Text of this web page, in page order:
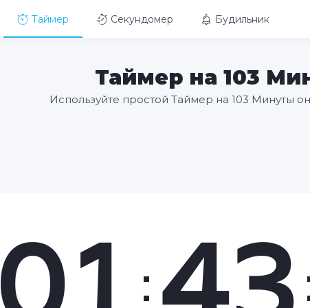
Таймер Секундомер Будильник
Таймер на 103
Используйте простой Таймер на 103 Минуты
: